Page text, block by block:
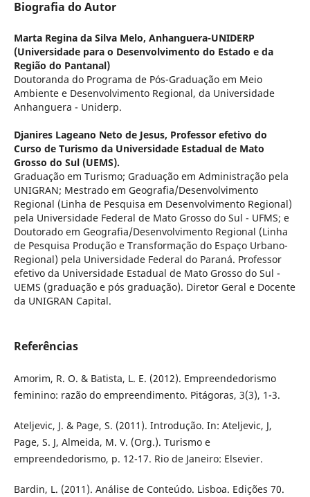
Biografia do Autor
Marta Regina da Silva Melo, Anhanguera-UNIDERP
(Universidade para o Desenvolvimento do Estado e da
Região do Pantanal)
Doutoranda do Programa de Pós-Graduação em Meio
Ambiente e Desenvolvimento Regional, da Universidade
Anhanguera - Uniderp.
Djanires Lageano Neto de Jesus, Professor efetivo do
Curso de Turismo da Universidade Estadual de Mato
Grosso do Sul (UEMS).
Graduação em Turismo; Graduação em Administração pela
UNIGRAN; Mestrado em Geografia/Desenvolvimento
Regional (Linha de Pesquisa em Desenvolvimento Regional)
pela Universidade Federal de Mato Grosso do Sul - UFMS; e
Doutorado em Geografia/Desenvolvimento Regional (Linha
de Pesquisa Produção e Transformação do Espaço Urbano-
Regional) pela Universidade Federal do Paraná. Professor
efetivo da Universidade Estadual de Mato Grosso do Sul -
UEMS (graduação e pós graduação). Diretor Geral e Docente
da UNIGRAN Capital.
Referências
Amorim, R. O. & Batista, L. E. (2012). Empreendedorismo
feminino: razão do empreendimento. Pitágoras, 3(3), 1-3.
Ateljevic, J. & Page, S. (2011). Introdução. In: Ateljevic, J,
Page, S. J, Almeida, M. V. (Org.). Turismo e
empreendedorismo, p. 12-17. Rio de Janeiro: Elsevier.
Bardin, L. (2011). Análise de Conteúdo. Lisboa. Edições 70.